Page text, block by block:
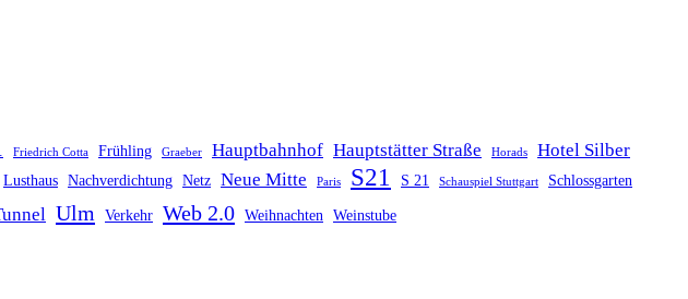
Friedrich Cotta Frühling Graeber Hauptbahnhof Hauptstätter Straße Horads Hotel Silber
Lusthaus Nachverdichtung Netz Neue Mitte Paris S21 S 21 Schauspiel Stuttgart Schlossgarten
Ulm Verkehr Web 2.0 Weihnachten Weinstube